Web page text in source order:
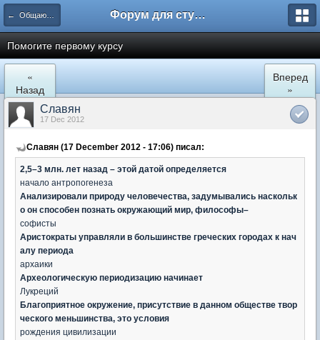
← Общаются юристы Форум для студента СГА
Помогите первому курсу
«
Назад
Вперед
»
Славян
17 Dec 2012
Славян (17 December 2012 - 17:06) писал:
2,5–3 млн. лет назад – этой датой определяется
начало антропогенеза
Анализировали природу человечества, задумывались наскольк
о он способен познать окружающий мир, философы–
софисты
Аристократы управляли в большинстве греческих городах к нач
алу периода
архаики
Археологическую периодизацию начинает
Лукреций
Благоприятное окружение, присутствие в данном обществе твор
ческого меньшинства, это условия
рождения цивилизации